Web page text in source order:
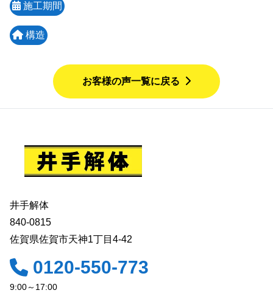
施工期間
構造
お客様の声一覧に戻る
井手解体
840-0815
佐賀県佐賀市天神1丁目4-42
0120-550-773
9:00～17:00